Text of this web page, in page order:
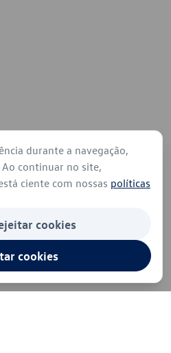
durante a navegação,
continuar no site,
ciente com nossas políticas
cookies
cookies